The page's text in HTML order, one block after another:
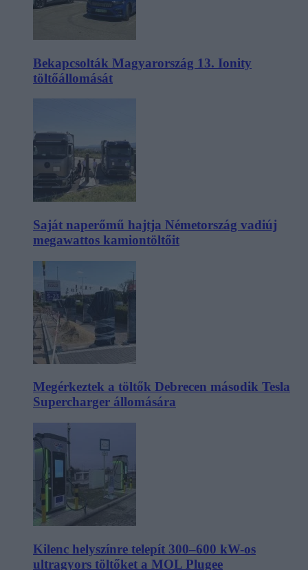
Bekapcsolták Magyarország 13. Ionity
töltőállomását
Saját naperőmű hajtja Németország vadiúj
megawattos kamiontöltőit
Megérkeztek a töltők Debrecen második Tesla
Supercharger állomására
Kilenc helyszínre telepít 300–600 kW-os
ultragyors töltőket a MOL Plugee